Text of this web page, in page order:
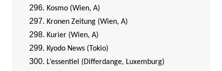
Kosmo (Wien, A)
Kronen Zeitung (Wien, A)
Kurier (Wien, A)
Kyodo News (Tokio)
L’essentiel (Differdange, Luxemburg)